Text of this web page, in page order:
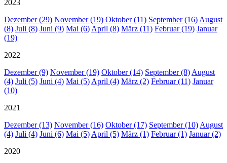
2023
Dezember (29) November (19) Oktober (11) September (16) August
(8) Juli (8) Juni (9) Mai (6) April (8) März (11) Februar (19) Januar
(19)
2022
Dezember (9) November (19) Oktober (14) September (8) August
(4) Juli (5) Juni (4) Mai (5) April (4) März (2) Februar (11) Januar
(10)
2021
Dezember (13) November (16) Oktober (17) September (10) August
(4) Juli (4) Juni (6) Mai (5) April (5) März (1) Februar (1) Januar (2)
2020